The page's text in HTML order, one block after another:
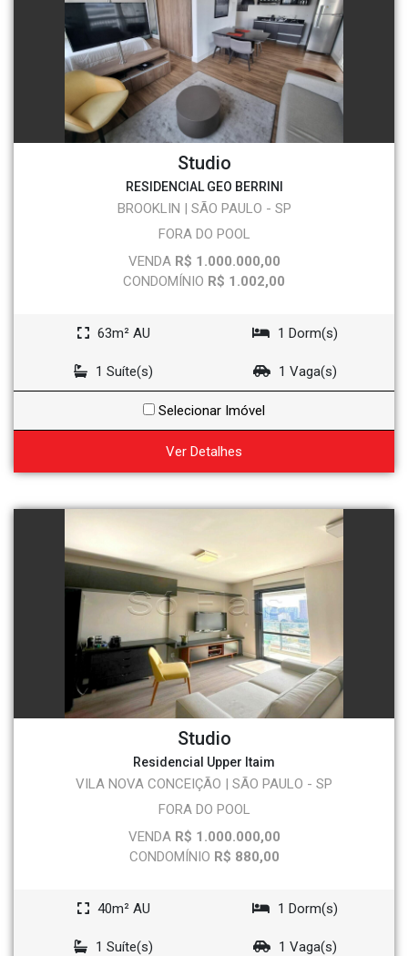
Studio
RESIDENCIAL GEO BERRINI
BROOKLIN | SÃO PAULO - SP
FORA DO POOL
VENDA R$ 1.000.000,00
CONDOMÍNIO R$ 1.002,00
63m² AU 1 Dorm(s)
1 Suíte(s) 1 Vaga(s)
Selecionar Imóvel
Ver Detalhes
Studio
Residencial Upper Itaim
VILA NOVA CONCEIÇÃO | SÃO PAULO - SP
FORA DO POOL
VENDA R$ 1.000.000,00
CONDOMÍNIO R$ 880,00
40m² AU 1 Dorm(s)
1 Suíte(s) 1 Vaga(s)